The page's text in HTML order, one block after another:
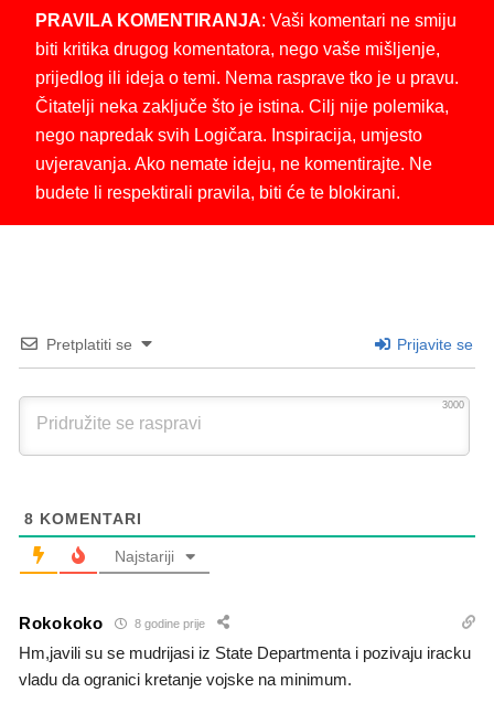
PRAVILA KOMENTIRANJA: Vaši komentari ne smiju
biti kritika drugog komentatora, nego vaše mišljenje,
prijedlog ili ideja o temi. Nema rasprave tko je u pravu.
Čitatelji neka zaključe što je istina. Cilj nije polemika,
nego napredak svih Logičara. Inspiracija, umjesto
uvjeravanja. Ako nemate ideju, ne komentirajte. Ne
budete li respektirali pravila, biti će te blokirani.
Pretplatiti se Prijavite se
3000
8 KOMENTARI
Najstariji
Rokokoko 8 godine prije
Hm,javili su se mudrijasi iz State Departmenta i pozivaju iracku
vladu da ogranici kretanje vojske na minimum.